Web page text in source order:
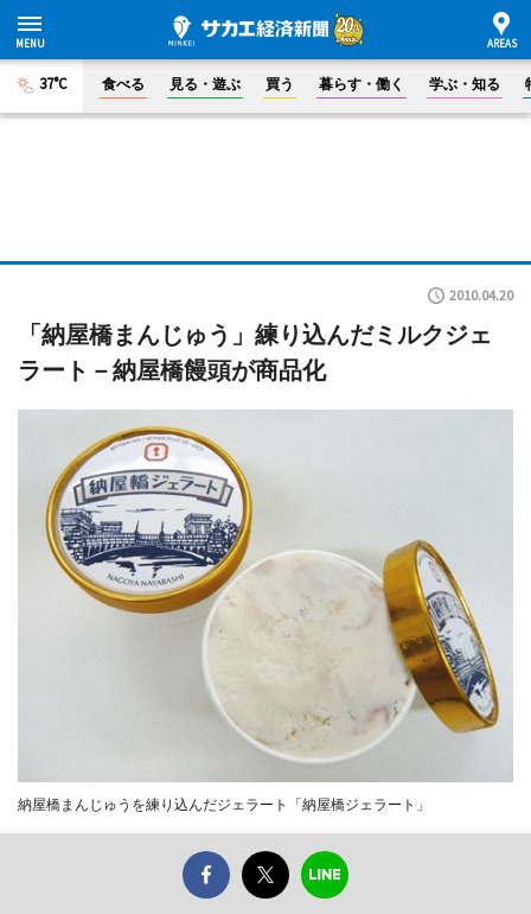
37°C 食べる 見る・遊ぶ 買う 暮らす・働く 学ぶ・知る
2010.04.20
「納屋橋まんじゅう」練り込んだミルクジェ
ラート－納屋橋饅頭が商品化
納屋橋まんじゅうを練り込んだジェラート「納屋橋ジェラート」